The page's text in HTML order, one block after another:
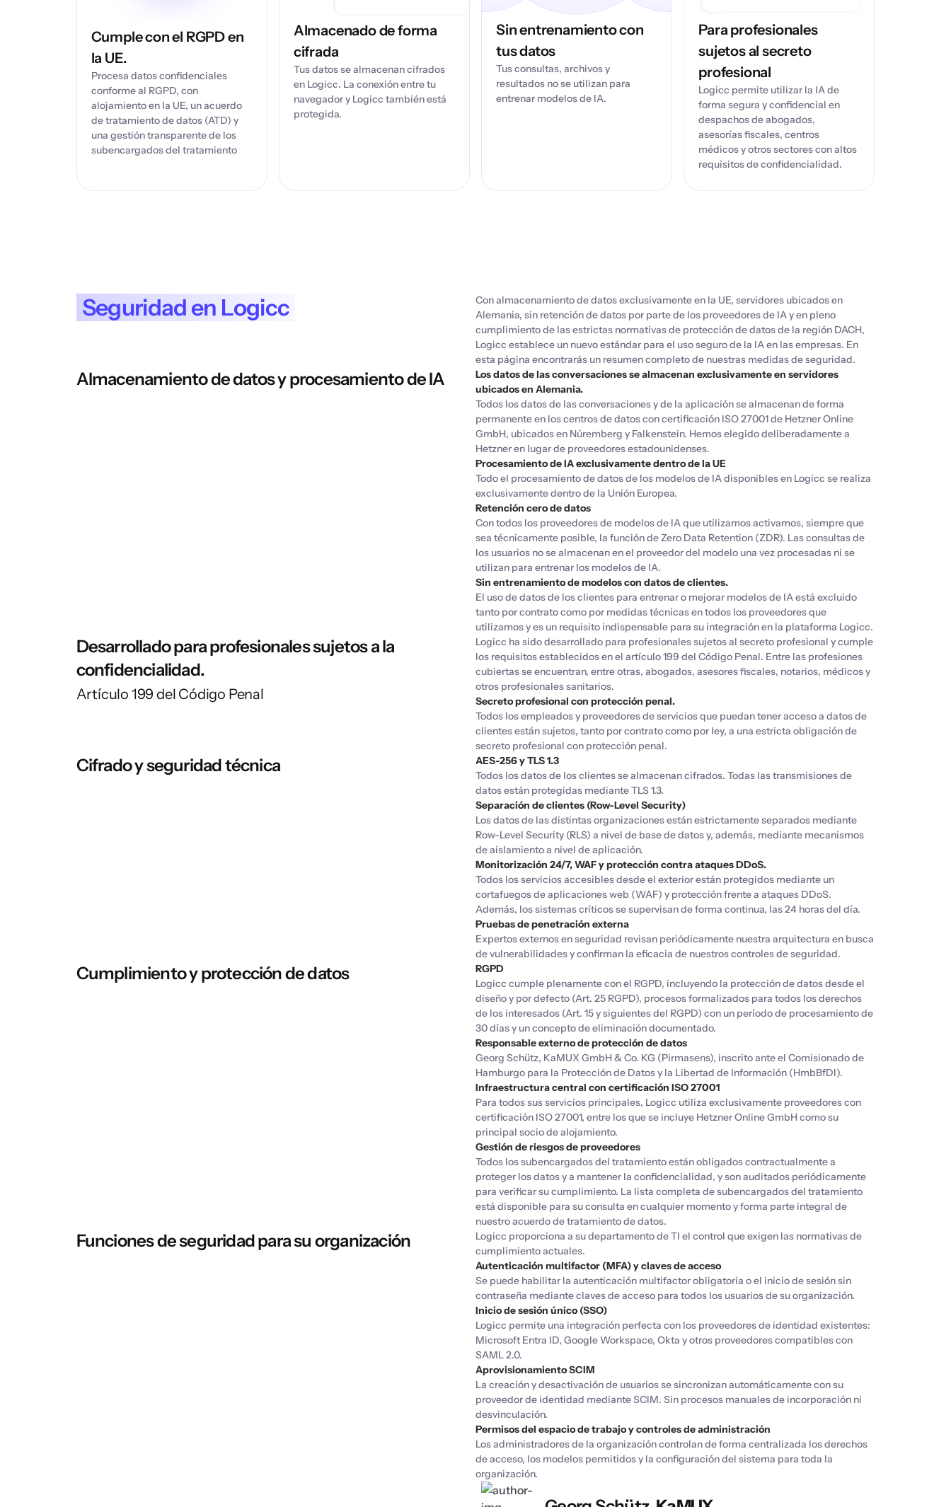
Cumple con el RGPD en
la UE.
Procesa datos confidenciales
conforme al RGPD, con
alojamiento en la UE, un acuerdo
de tratamiento de datos (ATD) y
una gestión transparente de los
subencargados del tratamiento
Almacenado de forma
cifrada
Tus datos se almacenan cifrados
en Logicc. La conexión entre tu
navegador y Logicc también está
protegida.
Sin entrenamiento con
tus datos
Tus consultas, archivos y
resultados no se utilizan para
entrenar modelos de IA.
Para profesionales
sujetos al secreto
profesional
Logicc permite utilizar la IA de
forma segura y confidencial en
despachos de abogados,
asesorías fiscales, centros
médicos y otros sectores con altos
requisitos de confidencialidad.
Seguridad en Logicc
Con almacenamiento de datos exclusivamente en la UE, servidores ubicados en
Alemania, sin retención de datos por parte de los proveedores de IA y en pleno
cumplimiento de las estrictas normativas de protección de datos de la región DACH,
Logicc establece un nuevo estándar para el uso seguro de la IA en las empresas. En
esta página encontrarás un resumen completo de nuestras medidas de seguridad.
Almacenamiento de datos y procesamiento de IA
Los datos de las conversaciones se almacenan exclusivamente en servidores
ubicados en Alemania.
Todos los datos de las conversaciones y de la aplicación se almacenan de forma
permanente en los centros de datos con certificación ISO 27001 de Hetzner Online
GmbH, ubicados en Núremberg y Falkenstein. Hemos elegido deliberadamente a
Hetzner en lugar de proveedores estadounidenses.
Procesamiento de IA exclusivamente dentro de la UE
Todo el procesamiento de datos de los modelos de IA disponibles en Logicc se realiza
exclusivamente dentro de la Unión Europea.
Retención cero de datos
Con todos los proveedores de modelos de IA que utilizamos activamos, siempre que
sea técnicamente posible, la función de Zero Data Retention (ZDR). Las consultas de
los usuarios no se almacenan en el proveedor del modelo una vez procesadas ni se
utilizan para entrenar los modelos de IA.
Sin entrenamiento de modelos con datos de clientes.
El uso de datos de los clientes para entrenar o mejorar modelos de IA está excluido
tanto por contrato como por medidas técnicas en todos los proveedores que
utilizamos y es un requisito indispensable para su integración en la plataforma Logicc.
Desarrollado para profesionales sujetos a la
confidencialidad.
Artículo 199 del Código Penal
Logicc ha sido desarrollado para profesionales sujetos al secreto profesional y cumple
los requisitos establecidos en el artículo 199 del Código Penal. Entre las profesiones
cubiertas se encuentran, entre otras, abogados, asesores fiscales, notarios, médicos y
otros profesionales sanitarios.
Secreto profesional con protección penal.
Todos los empleados y proveedores de servicios que puedan tener acceso a datos de
clientes están sujetos, tanto por contrato como por ley, a una estricta obligación de
secreto profesional con protección penal.
Cifrado y seguridad técnica
AES-256 y TLS 1.3
Todos los datos de los clientes se almacenan cifrados. Todas las transmisiones de
datos están protegidas mediante TLS 1.3.
Separación de clientes (Row-Level Security)
Los datos de las distintas organizaciones están estrictamente separados mediante
Row-Level Security (RLS) a nivel de base de datos y, además, mediante mecanismos
de aislamiento a nivel de aplicación.
Monitorización 24/7, WAF y protección contra ataques DDoS.
Todos los servicios accesibles desde el exterior están protegidos mediante un
cortafuegos de aplicaciones web (WAF) y protección frente a ataques DDoS.
Además, los sistemas críticos se supervisan de forma continua, las 24 horas del día.
Pruebas de penetración externa
Expertos externos en seguridad revisan periódicamente nuestra arquitectura en busca
de vulnerabilidades y confirman la eficacia de nuestros controles de seguridad.
Cumplimiento y protección de datos
RGPD
Logicc cumple plenamente con el RGPD, incluyendo la protección de datos desde el
diseño y por defecto (Art. 25 RGPD), procesos formalizados para todos los derechos
de los interesados ​​(Art. 15 y siguientes del RGPD) con un período de procesamiento de
30 días y un concepto de eliminación documentado.
Responsable externo de protección de datos
Georg Schütz, KaMUX GmbH & Co. KG (Pirmasens), inscrito ante el Comisionado de
Hamburgo para la Protección de Datos y la Libertad de Información (HmbBfDI).
Infraestructura central con certificación ISO 27001
Para todos sus servicios principales, Logicc utiliza exclusivamente proveedores con
certificación ISO 27001, entre los que se incluye Hetzner Online GmbH como su
principal socio de alojamiento.
Gestión de riesgos de proveedores
Todos los subencargados del tratamiento están obligados contractualmente a
proteger los datos y a mantener la confidencialidad, y son auditados periódicamente
para verificar su cumplimiento. La lista completa de subencargados del tratamiento
está disponible para su consulta en cualquier momento y forma parte integral de
nuestro acuerdo de tratamiento de datos.
Funciones de seguridad para su organización
Logicc proporciona a su departamento de TI el control que exigen las normativas de
cumplimiento actuales.
Autenticación multifactor (MFA) y claves de acceso
Se puede habilitar la autenticación multifactor obligatoria o el inicio de sesión sin
contraseña mediante claves de acceso para todos los usuarios de su organización.
Inicio de sesión único (SSO)
Logicc permite una integración perfecta con los proveedores de identidad existentes:
Microsoft Entra ID, Google Workspace, Okta y otros proveedores compatibles con
SAML 2.0.
Aprovisionamiento SCIM
La creación y desactivación de usuarios se sincronizan automáticamente con su
proveedor de identidad mediante SCIM. Sin procesos manuales de incorporación ni
desvinculación.
Permisos del espacio de trabajo y controles de administración
Los administradores de la organización controlan de forma centralizada los derechos
de acceso, los modelos permitidos y la configuración del sistema para toda la
organización.